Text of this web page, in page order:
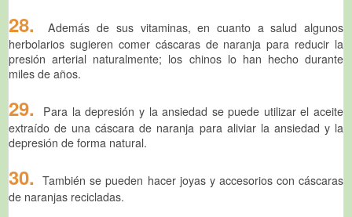
28.
Además de sus vitaminas, en cuanto a salud algunos
herbolarios sugieren comer cáscaras de naranja para reducir la
presión arterial naturalmente; los chinos lo han hecho durante
miles de años.
29.
Para la depresión y la ansiedad se puede utilizar el aceite
extraído de una cáscara de naranja para aliviar la ansiedad y la
depresión de forma natural.
30. También se pueden hacer joyas y accesorios con cáscaras
de naranjas recicladas.